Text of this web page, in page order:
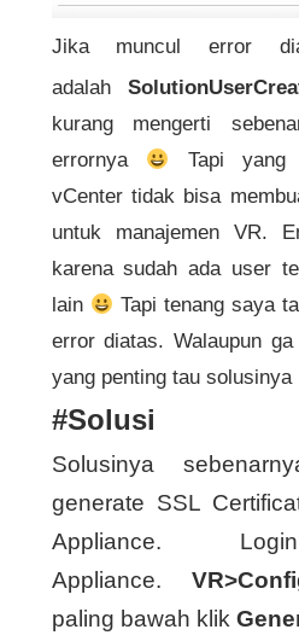
Jika muncul error
adalah
kurang mengerti
errornya
Tapi yang
vCenter tidak bisa
untuk manajemen VR.
karena sudah ada user
lain
Tapi tenang saya
error diatas. Walaupun
yang penting tau solusinya
#Solusi
Solusinya
generate SSL
Appliance.
Appliance.
paling bawah klik